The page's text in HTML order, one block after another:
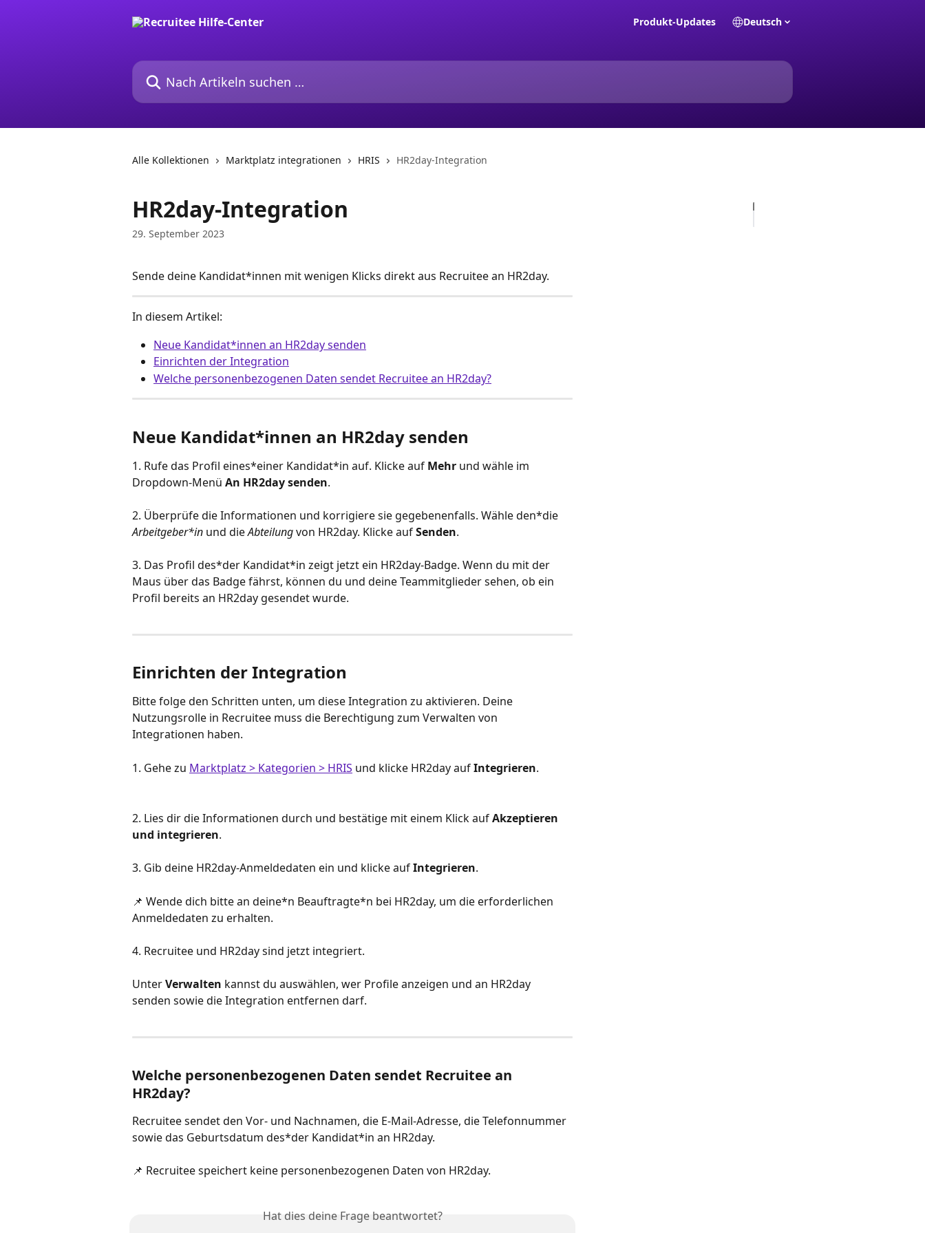
Produkt-Updates Deutsch
Nach Artikeln suchen …
Alle Kollektionen Marktplatz integrationen HRIS HR2day-Integration
HR2day-Integration
29. September 2023
Sende deine Kandidat*innen mit wenigen Klicks direkt aus Recruitee an HR2day.
In diesem Artikel:
Neue Kandidat*innen an HR2day senden
Einrichten der Integration
Welche personenbezogenen Daten sendet Recruitee an HR2day?
Neue Kandidat*innen an HR2day senden
1. Rufe das Profil eines*einer Kandidat*in auf. Klicke auf Mehr und wähle im
Dropdown-Menü An HR2day senden.
2. Überprüfe die Informationen und korrigiere sie gegebenenfalls. Wähle den*die
Arbeitgeber*in und die Abteilung von HR2day. Klicke auf Senden.
3. Das Profil des*der Kandidat*in zeigt jetzt ein HR2day-Badge. Wenn du mit der
Maus über das Badge fährst, können du und deine Teammitglieder sehen, ob ein
Profil bereits an HR2day gesendet wurde.
Einrichten der Integration
Bitte folge den Schritten unten, um diese Integration zu aktivieren. Deine
Nutzungsrolle in Recruitee muss die Berechtigung zum Verwalten von
Integrationen haben.
1. Gehe zu Marktplatz > Kategorien > HRIS und klicke HR2dayauf Integrieren.
2. Lies dir die Informationen durch und bestätige mit einem Klick auf Akzeptieren
und integrieren.
3. Gib deine HR2day-Anmeldedaten ein und klicke auf Integrieren.
📌 Wende dich bitte an deine*n Beauftragte*n bei HR2day, um die erforderlichen
Anmeldedaten zu erhalten.
4. Recruitee und HR2day sind jetzt integriert.
Unter Verwalten kannst du auswählen, wer Profile anzeigen und an HR2day
senden sowie die Integration entfernen darf.
Welche personenbezogenen Daten sendet Recruitee an
HR2day?
Recruitee sendet den Vor- und Nachnamen, die E-Mail-Adresse, die Telefonnummer
sowie das Geburtsdatum des*der Kandidat*in an HR2day.
📌 Recruitee speichert keine personenbezogenen Daten von HR2day.
Hat dies deine Frage beantwortet?